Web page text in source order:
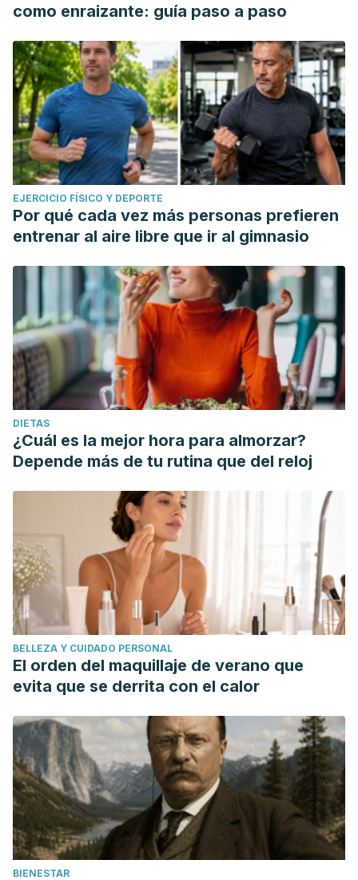
como enraizante: guía paso a paso
EJERCICIO FÍSICO Y DEPORTE
Por qué cada vez más personas prefieren
entrenar al aire libre que ir al gimnasio
DIETAS
¿Cuál es la mejor hora para almorzar?
Depende más de tu rutina que del reloj
BELLEZA Y CUIDADO PERSONAL
El orden del maquillaje de verano que
evita que se derrita con el calor
BIENESTAR